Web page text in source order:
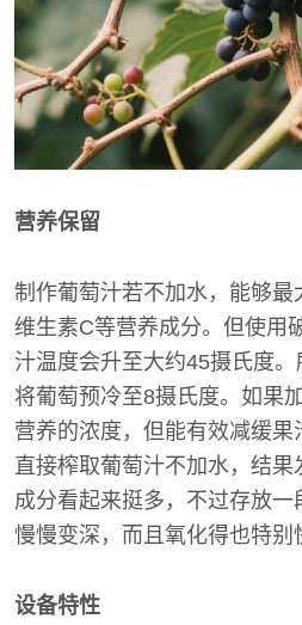
营养保留
制作葡萄汁若不加水，能够最
维生素C等营养成分。但使用
汁温度会升至大约45摄氏度
将葡萄预冷至8摄氏度。如果
营养的浓度，但能有效减缓
直接榨取葡萄汁不加水，结
成分看起来挺多，不过存放
慢慢变深，而且氧化得也特别
设备特性